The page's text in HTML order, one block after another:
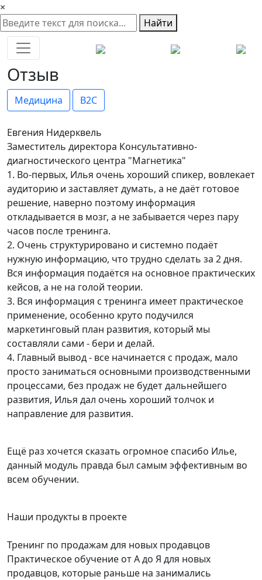
×
Найти
Отзыв
Медицина B2C
Евгения Нидерквель
Заместитель директора Консультативно-
диагностического центра "Магнетика"
1. Во-первых, Илья очень хороший спикер, вовлекает
аудиторию и заставляет думать, а не даёт готовое
решение, наверно поэтому информация
откладывается в мозг, а не забывается через пару
часов после тренинга.
2. Очень структурировано и системно подаёт
нужную информацию, что трудно сделать за 2 дня.
Вся информация подаётся на основное практических
кейсов, а не на голой теории.
3. Вся информация с тренинга имеет практическое
применение, особенно круто подучился
маркетинговый план развития, который мы
составляли сами - бери и делай.
4. Главный вывод - все начинается с продаж, мало
просто заниматься основными производственными
процессами, без продаж не будет дальнейшего
развития, Илья дал очень хороший толчок и
направление для развития.
Ещё раз хочется сказать огромное спасибо Илье,
данный модуль правда был самым эффективным во
всем обучении.
Наши продукты в проекте
Тренинг по продажам для новых продавцов
Практическое обучение от А до Я для новых
продавцов, которые раньше на занимались